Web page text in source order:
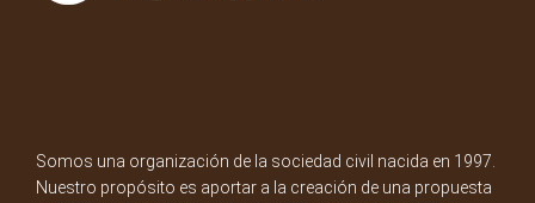
Somos una organización de la sociedad civil nacida en 1997.
Nuestro propósito es aportar a la creación de una propuesta